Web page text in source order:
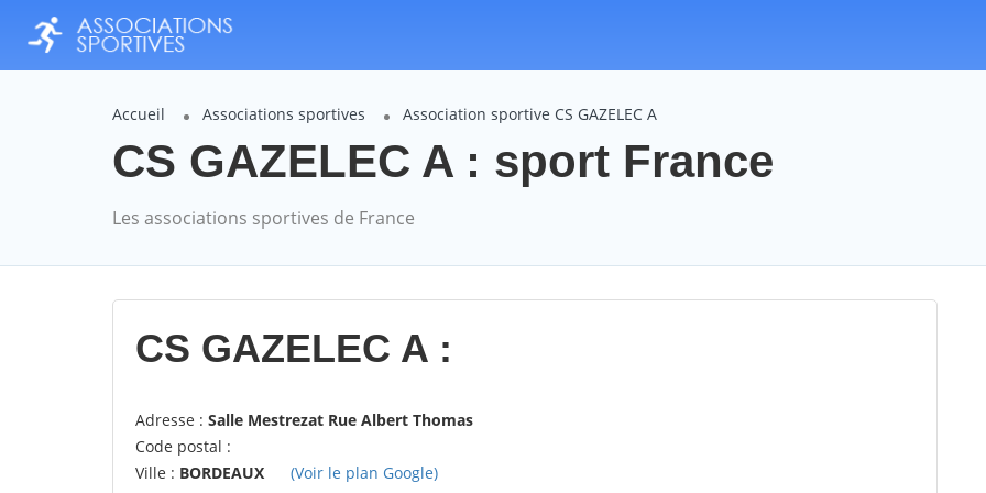
Accueil Associations sportives Association sportive CS GAZELEC A
CS GAZELEC A : sport France
Les associations sportives de France
CS GAZELEC A :
Adresse : Salle Mestrezat Rue Albert Thomas
Code postal :
Ville : BORDEAUX
(Voir le plan Google)